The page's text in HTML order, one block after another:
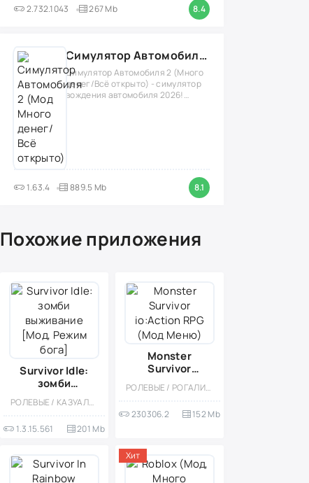
2.732.1043 267 Mb 8.4
Симулятор Автомобиля 2 (Мод Много денег/Всё открыто)
Симулятор Автомобиля 2 (Много
денег/Всё открыто) - симулятор
вождения автомобиля 2026!
1.63.4 889.5 Mb 8.1
Похожие приложения
Survivor Idle:
зомби
выживание
[Мод, РежимРОЛЕВЫЕ / КАЗУАЛЬНЫЕ / ОДНОПОЛЬЗОВАТЕЛЬСКИЕ / СТИЛИЗАЦИЯ / МОД / ВСТРОЕННЫЙ КЕШ / ЗОМБИ / ВЫЖИВАНИЕ / АПОКАЛИПСИС / ВИД СВЕРХУ
1.3.15.561 201 Mb
Monster
Survivor
io:Action RPG
(Мод Меню) РОЛЕВЫЕ / РОГАЛИК / КАЗУАЛЬНЫЕ / ОДНОПОЛЬЗОВАТЕЛЬСКИЕ / СТИЛИЗАЦИЯ / МОНСТРЫ / ДРАКИ / ФЭНТЕЗИ / МОД / ВИД СВЕРХУ
230306.2 152 Mb
Хит